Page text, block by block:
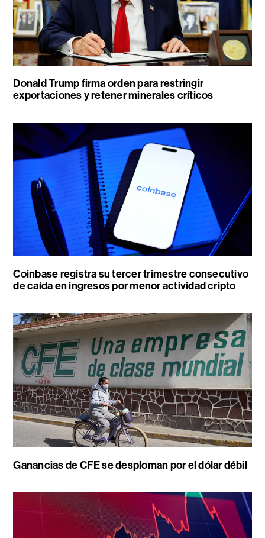
Donald Trump firma orden para restringir
exportaciones y retener minerales críticos
Coinbase registra su tercer trimestre consecutivo
de caída en ingresos por menor actividad cripto
Ganancias de CFE se desploman por el dólar débil